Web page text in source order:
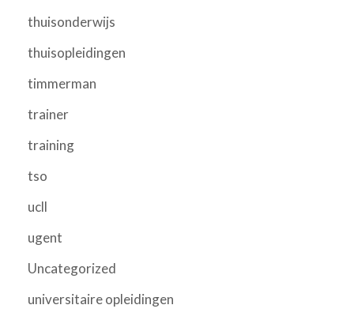
thuisonderwijs
thuisopleidingen
timmerman
trainer
training
tso
ucll
ugent
Uncategorized
universitaire opleidingen